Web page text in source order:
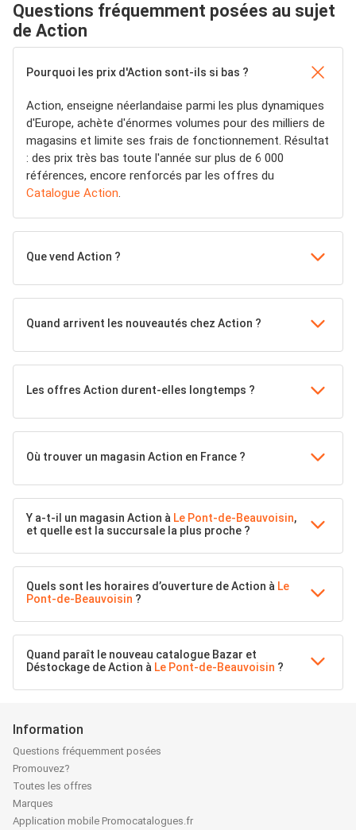
Questions fréquemment posées au sujet
de Action
Pourquoi les prix d'Action sont-ils si bas ?
Action, enseigne néerlandaise parmi les plus dynamiques
d'Europe, achète d'énormes volumes pour des milliers de
magasins et limite ses frais de fonctionnement. Résultat
: des prix très bas toute l'année sur plus de 6 000
références, encore renforcés par les offres du
Catalogue Action.
Que vend Action ?
Quand arrivent les nouveautés chez Action ?
Les offres Action durent-elles longtemps ?
Où trouver un magasin Action en France ?
Y a-t-il un magasin Action à Le Pont-de-Beauvoisin,
et quelle est la succursale la plus proche ?
Quels sont les horaires d’ouverture de Action à Le
Pont-de-Beauvoisin ?
Quand paraît le nouveau catalogue Bazar et
Déstockage de Action à Le Pont-de-Beauvoisin ?
Information
Questions fréquemment posées
Promouvez?
Toutes les offres
Marques
Application mobile Promocatalogues.fr